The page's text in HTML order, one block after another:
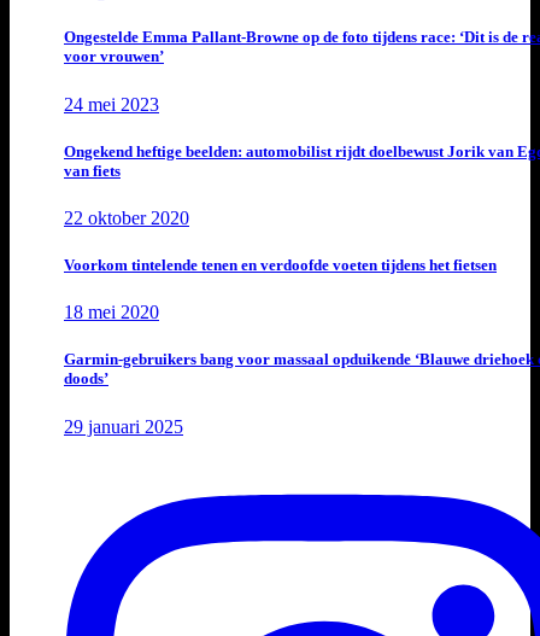
Ongestelde Emma Pallant-Browne op de foto tijdens race: ‘Dit is de
voor vrouwen’
24 mei 2023
Ongekend heftige beelden: automobilist rijdt doelbewust Jorik van
van fiets
22 oktober 2020
Voorkom tintelende tenen en verdoofde voeten tijdens het fietsen
18 mei 2020
Garmin-gebruikers bang voor massaal opduikende ‘Blauwe driehoek
doods’
29 januari 2025